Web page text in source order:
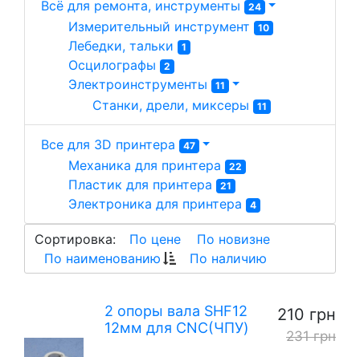
Всё для ремонта, инструменты 24
Измерительный инструмент 10
Лебедки, тальки 1
Осцилографы 2
Электроинструменты 11
Станки, дрели, миксеры 11
Все для 3D принтера 47
Механика для принтера 22
Пластик для принтера 21
Электроника для принтера 4
Сортировка: По цене
По новизне
По наименованию
По наличию
2 опоры вала SHF12
12мм для CNC(ЧПУ)
210 грн
231 грн